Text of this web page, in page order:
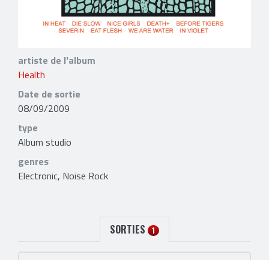
artiste de l'album
Health
Date de sortie
08/09/2009
type
Album studio
genres
Electronic, Noise Rock
SORTIES 1